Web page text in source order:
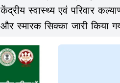
केंद्रीय स्वास्थ्य एवं परिवार
और स्मारक सिक्का जारी किया
अनुप्रिया पटेल शामिल हुए.